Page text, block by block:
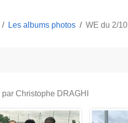
Les albums photos WE du 2/10
par Christophe DRAGHI